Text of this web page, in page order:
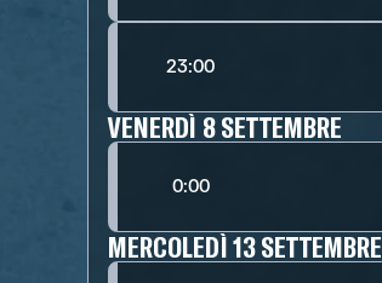
23:00
VENERDÌ 8 SETTEMBRE
0:00
MERCOLEDÌ 13 SETTEMBRE